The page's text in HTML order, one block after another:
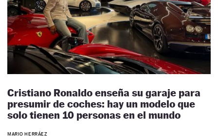
Cristiano Ronaldo enseña su garaje para
presumir de coches: hay un modelo que
solo tienen 10 personas en el mundo
MARIO HERRÁEZ